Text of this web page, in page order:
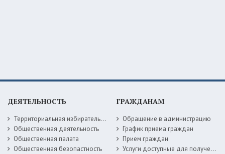
ДЕЯТЕЛЬНОСТЬ
Территориальная избирательная комиссия
Общественная деятельность
Общественная палата
Общественная безопастность
ГРАЖДАНАМ
Обращение в администрацию
График приема граждан
Прием граждан
Услуги доступные для получения в электронной форме